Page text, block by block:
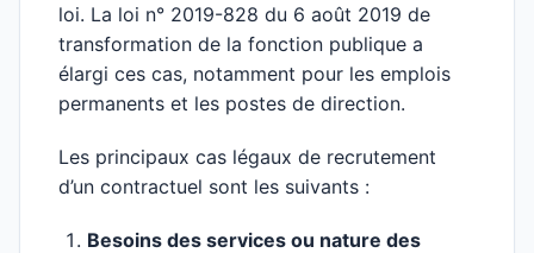
loi. La loi n° 2019-828 du 6 août 2019 de
transformation de la fonction publique a
élargi ces cas, notamment pour les emplois
permanents et les postes de direction.
Les principaux cas légaux de recrutement
d’un contractuel sont les suivants :
Besoins des services ou nature des